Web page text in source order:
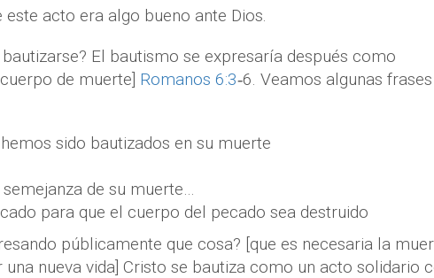
acto era algo bueno ante Dios.
El bautismo se expresaría después como
de muerte] Romanos 6:3‐6. Veamos algunas frases
sido bautizados en su muerte
de su muerte…
para que el cuerpo del pecado sea destruido
públicamente que cosa? [que es necesaria la
nueva vida] Cristo se bautiza como un acto solidario